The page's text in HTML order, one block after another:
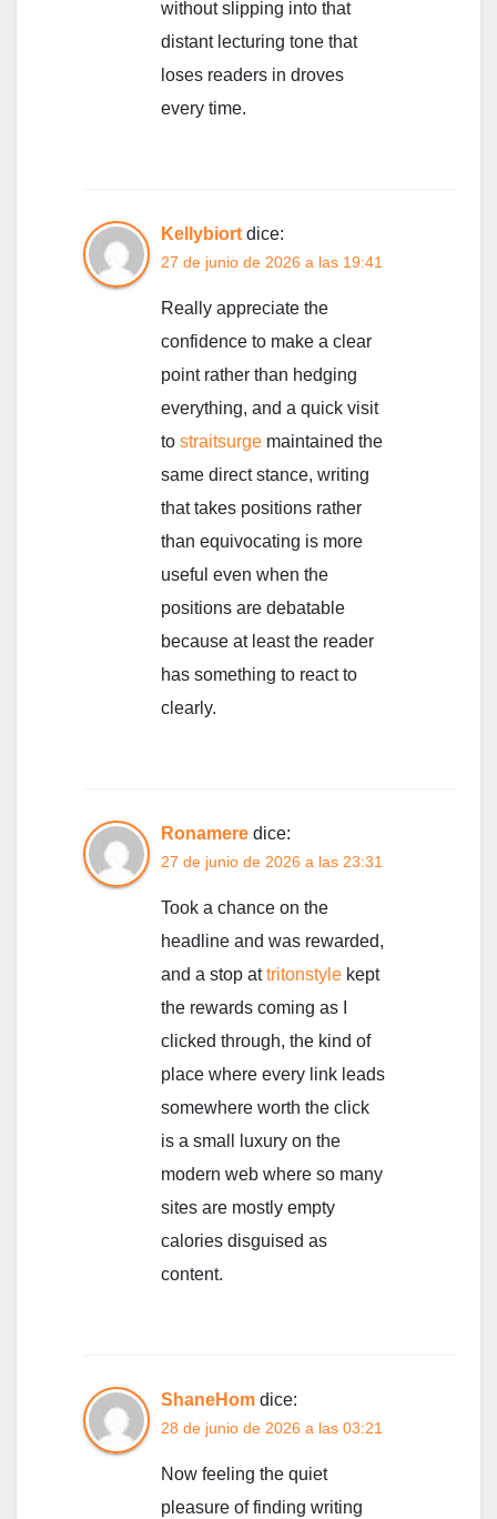
without slipping into that
distant lecturing tone that
loses readers in droves
every time.
Kellybiort dice:
27 de junio de 2026 a las 19:41
Really appreciate the
confidence to make a clear
point rather than hedging
everything, and a quick visit
to straitsurge maintained the
same direct stance, writing
that takes positions rather
than equivocating is more
useful even when the
positions are debatable
because at least the reader
has something to react to
clearly.
Ronamere dice:
27 de junio de 2026 a las 23:31
Took a chance on the
headline and was rewarded,
and a stop attritonstyle kept
the rewards coming as I
clicked through, the kind of
place where every link leads
somewhere worth the click
is a small luxury on the
modern web where so many
sites are mostly empty
calories disguised as
content.
ShaneHom dice:
28 de junio de 2026 a las 03:21
Now feeling the quiet
pleasure of finding writing